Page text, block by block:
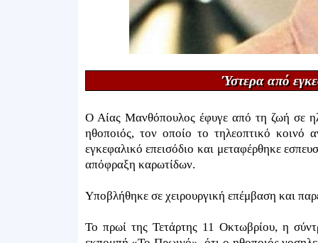
Ύστερα από
Ο Αίας Μανθόπουλος έφυγε από τη ζωή σε
ηθοποιός, τον οποίο το τηλεοπτικό
εγκεφαλικό επεισόδιο και μεταφέρθηκε
απόφραξη καρωτίδων.
Υποβλήθηκε σε χειρουργική επέμβαση και
Το πρωί της Τετάρτης 11 Οκτωβρίου, η